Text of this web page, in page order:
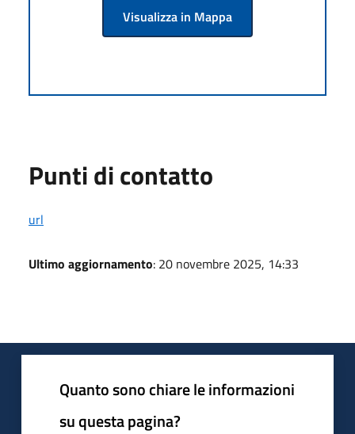
Visualizza in Mappa
Punti di contatto
url
Ultimo aggiornamento: 20 novembre 2025, 14:33
Quanto sono chiare le informazioni
su questa pagina?